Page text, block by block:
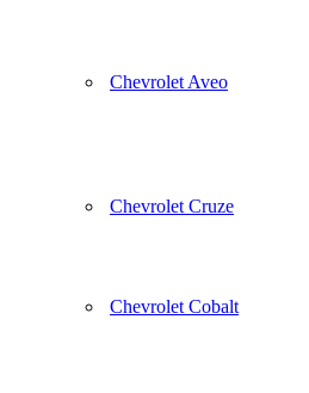
Chevrolet Aveo
Chevrolet Cruze
Chevrolet Cobalt